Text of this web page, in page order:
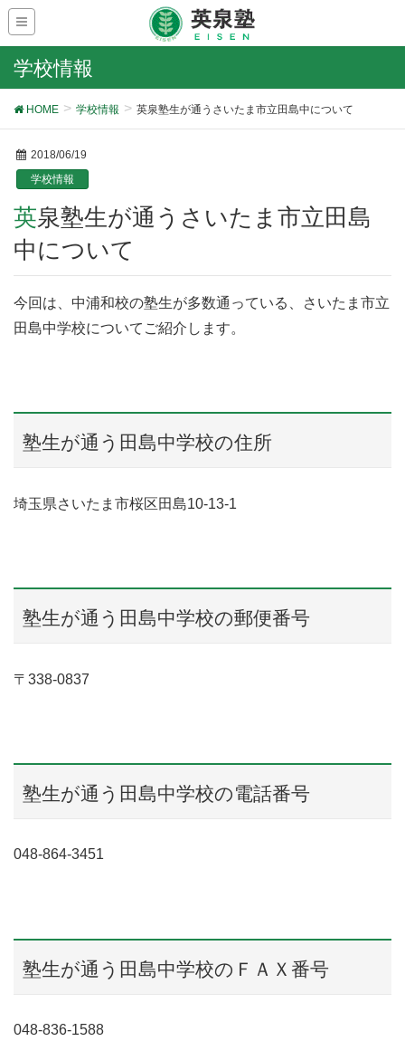
学校情報
HOME 学校情報 英泉塾生が通うさいたま市立田島中について
2018/06/19
学校情報
英泉塾生が通うさいたま市立田島
中について
今回は、中浦和校の塾生が多数通っている、さいたま市立
田島中学校についてご紹介します。
塾生が通う田島中学校の住所
埼玉県さいたま市桜区田島10-13-1
塾生が通う田島中学校の郵便番号
〒338-0837
塾生が通う田島中学校の電話番号
048-864-3451
塾生が通う田島中学校のＦＡＸ番号
048-836-1588